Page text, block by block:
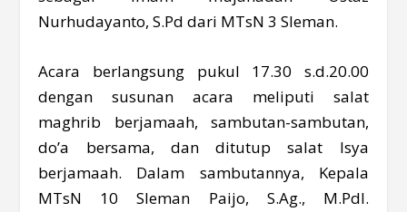
Nurhudayanto, S.Pd dari MTsN 3 Sleman.
Acara berlangsung pukul 17.30 s.d.20.00
dengan susunan acara meliputi salat
maghrib berjamaah, sambutan-sambutan,
do’a bersama, dan ditutup salat Isya
berjamaah. Dalam sambutannya, Kepala
MTsN 10 Sleman Paijo, S.Ag., M.PdI.